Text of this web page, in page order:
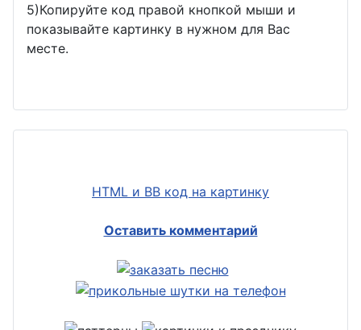
5)Копируйте код правой кнопкой мыши и
показывайте картинку в нужном для Вас
месте.
HTML и BB код на картинку
Оставить комментарий